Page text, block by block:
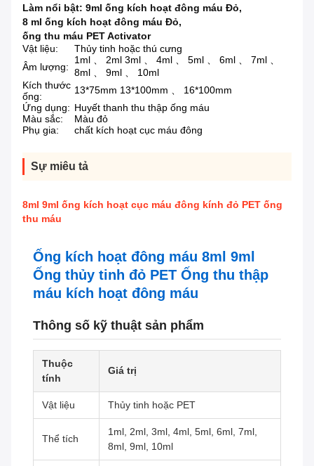
Làm nổi bật: 9ml ống kích hoạt đông máu Đỏ,
8 ml ống kích hoạt đông máu Đỏ,
ống thu máu PET Activator
Vật liệu:
Thủy tinh hoặc thú cưng
Âm lượng:
1ml 、 2ml 3ml 、 4ml 、 5ml 、 6ml 、 7ml 、
8ml 、 9ml 、 10ml
Kích thước
ống:
13*75mm 13*100mm 、 16*100mm
Ứng dụng: Huyết thanh thu thập ống máu
Màu sắc:
Màu đỏ
Phụ gia:
chất kích hoạt cục máu đông
Sự miêu tả
8ml 9ml ống kích hoạt cục máu đông kính đỏ PET ống
thu máu
Ống kích hoạt đông máu 8ml 9ml
Ống thủy tinh đỏ PET Ống thu thập
máu kích hoạt đông máu
Thông số kỹ thuật sản phẩm
Thuộc
tính
Giá trị
Vật liệu Thủy tinh hoặc PET
Thể tích
1ml, 2ml, 3ml, 4ml, 5ml, 6ml, 7ml,
8ml, 9ml, 10ml